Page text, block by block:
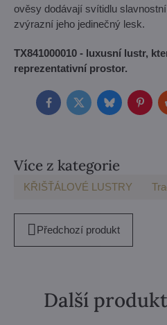
ověsy dodávají svítidlu
zvýrazní jeho jedinečný lesk.
TX841000010 - luxusní lustr,
reprezentativní prostor.
FacebookTwitterBluesky
Více z kategorie
KŘIŠŤÁLOVÉ LUSTRY
Předchozí produkt
Další